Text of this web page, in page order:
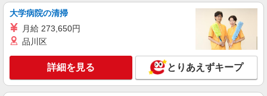
大学病院の清掃
月給 273,650円
品川区
詳細を見る とりあえずキープ